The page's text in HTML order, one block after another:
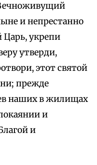
и непрестанно
Царь, укрепи
утверди,
этот святой
прежде
наших в жилищах
и
и